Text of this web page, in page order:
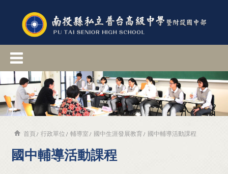
首頁 行政單位 輔導室 國中生涯發展教育 國中輔導活動課程
國中輔導活動課程